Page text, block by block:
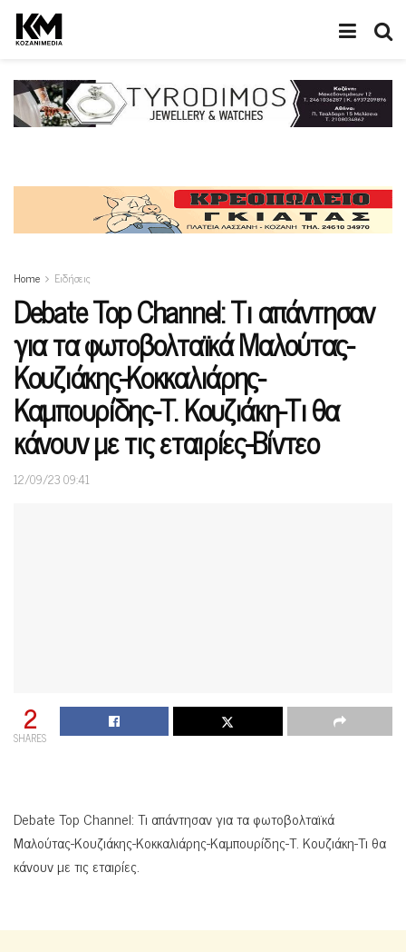
Home Ειδήσεις
Debate Top Channel: Τι απάντησαν
για τα φωτοβολταϊκά Μαλούτας-
Κουζιάκης-Κοκκαλιάρης-
Καμπουρίδης-Τ. Κουζιάκη-Τι θα
κάνουν με τις εταιρίες-Βίντεο
12/09/23 09:41
2
SHARES
Debate Top Channel: Τι απάντησαν για τα φωτοβολταϊκά
Μαλούτας-Κουζιάκης-Κοκκαλιάρης-Καμπουρίδης-Τ. Κουζιάκη-Τι θα
κάνουν με τις εταιρίες.